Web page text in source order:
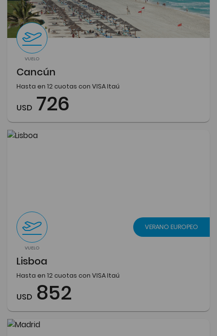
VUELO
Cancún
Hasta en 12 cuotas con VISA Itaú
USD 726
VUELO
VERANO EUROPEO
Lisboa
Hasta en 12 cuotas con VISA Itaú
USD 852